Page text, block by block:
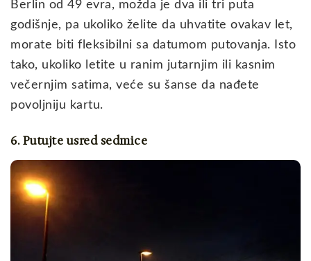
Berlin od 49 evra, možda je dva ili tri puta
godišnje, pa ukoliko želite da uhvatite ovakav let,
morate biti fleksibilni sa datumom putovanja. Isto
tako, ukoliko letite u ranim jutarnjim ili kasnim
večernjim satima, veće su šanse da nađete
povoljniju kartu.
6. Putujte usred sedmice